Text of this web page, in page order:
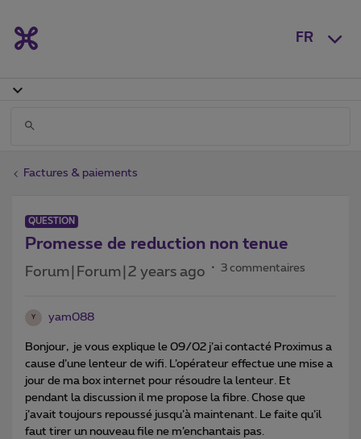
FR
Factures & paiements
QUESTION
Promesse de reduction non tenue
Forum|Forum|2 years ago 3 commentaires
Y yam088
Bonjour, je vous explique le 09/02 j’ai contacté Proximus a
cause d’une lenteur de wifi. L’opérateur effectue une mise a
jour de ma box internet pour résoudre la lenteur. Et
pendant la discussion il me propose la fibre. Chose que
j’avait toujours repoussé jusqu’à maintenant. Le faite qu’il
faut tirer un nouveau file ne m’enchantais pas.